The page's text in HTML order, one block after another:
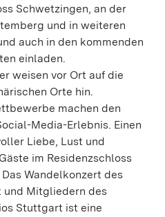
Schwetzingen, an der
und in weiteren
auch in den kommenden
einladen.
weisen vor Ort auf die
Orte hin.
machen den
Media-Erlebnis. Einen
Liebe, Lust und
im Residenzschloss
Wandelkonzert des
Mitgliedern des
Stuttgart ist eine